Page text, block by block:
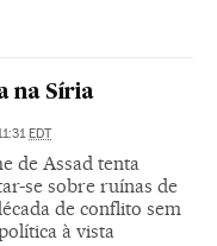
na Síria
EDT
de Assad tenta
se sobre ruínas de
de conflito sem
à vista